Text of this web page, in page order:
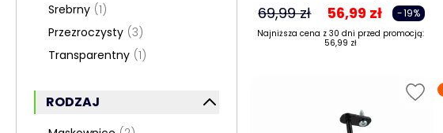
Srebrny (1)
Przezroczysty (3)
Transparentny (1)
RODZAJ
FILTR
56,99 zł
69,99 zł -19%
Najniższa cena z 30 dni przed promocją:
56,99 zł